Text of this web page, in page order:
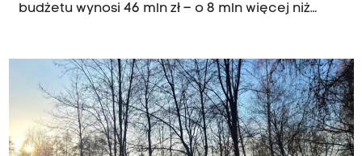
budżetu wynosi 46 mln zł – o 8 mln więcej niż